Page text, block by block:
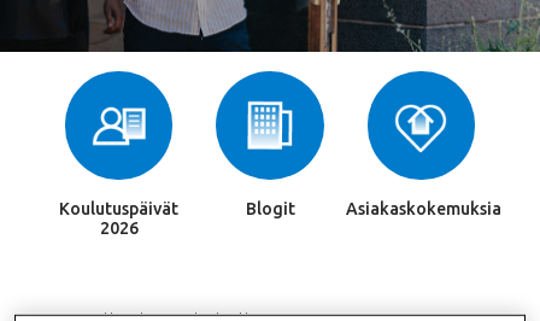
Koulutuspäivät
2026
Blogit Asiakaskokemuksia